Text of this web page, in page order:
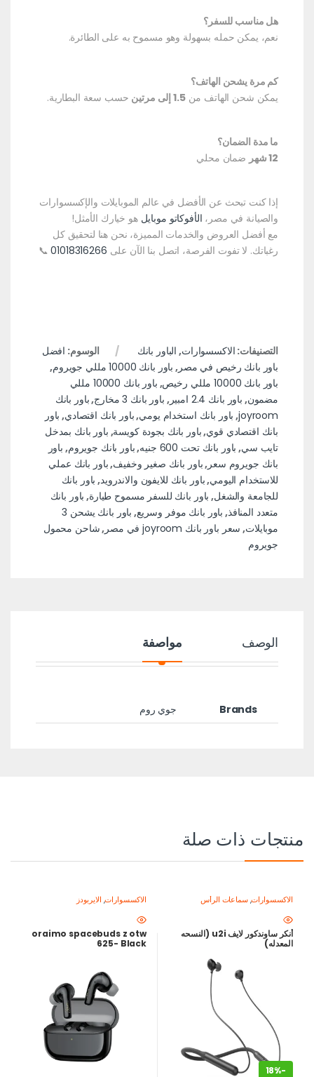
هل مناسب للسفر؟
نعم، يمكن حمله بسهولة وهو مسموح به على الطائرة.
كم مرة يشحن الهاتف؟
يمكن شحن الهاتف من1.5 إلى مرتين حسب سعة البطارية.
ما مدة الضمان؟
12 شهر
ضمان محلي
إذا كنت تبحث عن الأفضل في عالم الموبايلات والإكسسوارات
والصيانة في مصر، الأفوكاتو موبايل هو خيارك الأمثل!
مع أفضل العروض والخدمات المميزة، نحن هنا لتحقيق كل
رغباتك. لا تفوت الفرصة، اتصل بنا الآن على 01018316266
📞
التصنيفات: الاكسسوارات, الباور بانك الوسوم: افضل
باور بانك رخيص في مصر, باور بانك 10000 مللي جويروم
,
باور بانك 10000 مللي رخيص
,
باور بانك 10000 مللي
مضمون, باور بانك 2.4 امبير , باور بانك 3 مخارج ,باور بانك
joyroom
, باور بانك استخدام يومي,باور بانك اقتصادي, باور
بانك اقتصادي قوي,باور بانك بجودة كويسة, باور بانك بمدخل
تايب سي, باور بانك تحت 600 جنيه ,باور بانك جويروم, باور
بانك جويروم سعر,باور بانك صغير وخفيف,باور بانك عملي
للاستخدام اليومي,باور بانك للايفون والاندرويد, باور بانك
للجامعة والشغل, باور بانك للسفر مسموح طيارة, باور بانك
متعدد المنافذ, باور بانك موفر وسريع,
باور بانك يشحن 3
موبايلات, سعر باور بانك joyroom في مصر ,شاحن محمول
جويروم
الوصف مواصفة
Brands جوي روم
منتجات ذات صلة
الاكسسوارات,سماعات الرأس
أنكر ساوندكور لايف u2i (النسحه
المعدله)
-
18%
الاكسسوارات, الايربودز
oraimo spacebuds z otw
625- Black